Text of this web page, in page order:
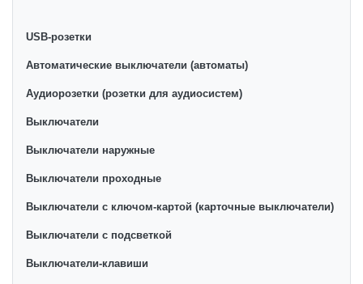
USB-розетки
Автоматические выключатели (автоматы)
Аудиорозетки (розетки для аудиосистем)
Выключатели
Выключатели наружные
Выключатели проходные
Выключатели с ключом-картой (карточные выключатели)
Выключатели с подсветкой
Выключатели-клавиши